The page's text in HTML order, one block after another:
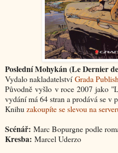
Poslední Mohykán (Le Dernier
Vydalo nakladatelstvíGrada
Původně vyšlo v roce 2007 jako
vydání má 64 stran a prodává se v
Knihuzakoupíte se slevou na
Scénář: Marc Bopurgne podle
Kresba: Marcel Uderzo